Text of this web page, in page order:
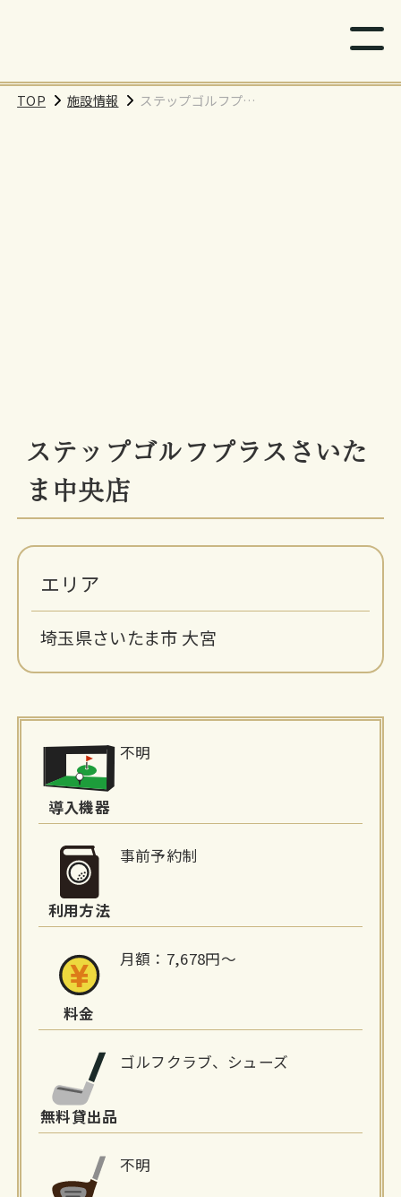
TOP 施設情報
ステップゴルフプラ
ステップゴルフプラスさいた
ま中央店
エリア
埼玉県さいたま市 大宮
報
導入機器
不明
利用方法
事前予約制
料金
月額：7,678円〜
無料貸出品
ゴルフクラブ、シューズ
不明